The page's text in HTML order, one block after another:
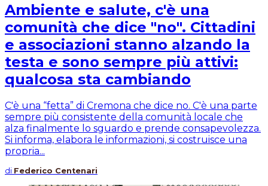
Ambiente e salute, c'è una
comunità che dice "no". Cittadini
e associazioni stanno alzando la
testa e sono sempre più attivi:
qualcosa sta cambiando
C'è una “fetta” di Cremona che dice no. C'è una parte
sempre più consistente della comunità locale che
alza finalmente lo sguardo e prende consapevolezza.
Si informa, elabora le informazioni, si costruisce una
propria...
di Federico Centenari